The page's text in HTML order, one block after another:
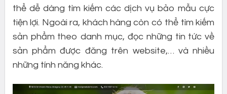
thể dễ dàng tìm kiếm các dịch vụ bảo mẫu cực
tiện lợi. Ngoài ra, khách hàng còn có thể tìm kiếm
sản phẩm theo danh mục, đọc những tin tức về
sản phẩm được đăng trên website,… và nhiều
những tính năng khác.